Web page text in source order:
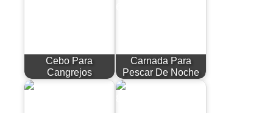
Cebo Para
Cangrejos
Carnada Para
Pescar De Noche